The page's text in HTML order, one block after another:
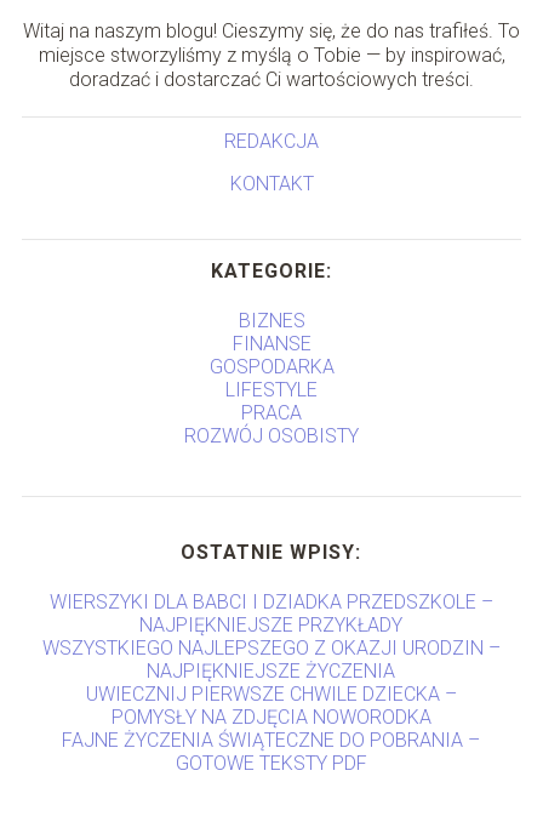
Witaj na naszym blogu! Cieszymy się, że do nas trafiłeś. To
miejsce stworzyliśmy z myślą o Tobie — by inspirować,
doradzać i dostarczać Ci wartościowych treści.
REDAKCJA
KONTAKT
KATEGORIE:
BIZNES
FINANSE
GOSPODARKA
LIFESTYLE
PRACA
ROZWÓJ OSOBISTY
OSTATNIE WPISY:
WIERSZYKI DLA BABCI I DZIADKA PRZEDSZKOLE –
NAJPIĘKNIEJSZE PRZYKŁADY
WSZYSTKIEGO NAJLEPSZEGO Z OKAZJI URODZIN –
NAJPIĘKNIEJSZE ŻYCZENIA
UWIECZNIJ PIERWSZE CHWILE DZIECKA –
POMYSŁY NA ZDJĘCIA NOWORODKA
FAJNE ŻYCZENIA ŚWIĄTECZNE DO POBRANIA –
GOTOWE TEKSTY PDF